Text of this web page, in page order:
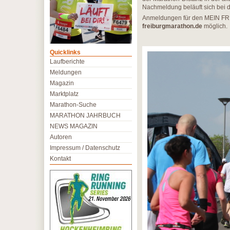
Nachmeldung beläuft sich bei
Anmeldungen für den MEIN
freiburgmarathon.de möglich.
Quicklinks
Laufberichte
Meldungen
Magazin
Marktplatz
Marathon-Suche
MARATHON JAHRBUCH
NEWS MAGAZIN
Autoren
Impressum / Datenschutz
Kontakt